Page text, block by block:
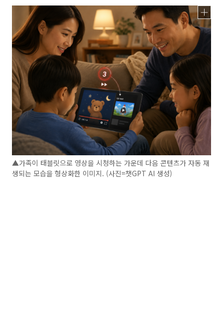
▲가족이 태블릿으로 영상을 시청하는 가운데 다음 콘텐츠가 자동 재
생되는 모습을 형상화한 이미지. (사진=챗GPT AI 생성)